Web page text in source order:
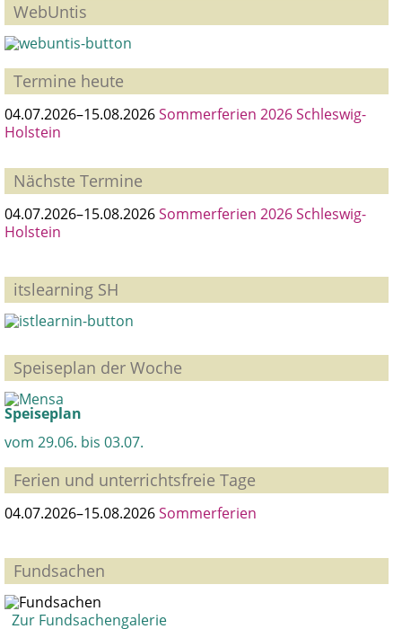
WebUntis
Termine heute
04.07.2026–15.08.2026Sommerferien 2026 Schleswig-
Holstein
Nächste Termine
04.07.2026–15.08.2026Sommerferien 2026 Schleswig-
Holstein
itslearning SH
Speiseplan der Woche
Speiseplan
vom 29.06. bis 03.07.
Ferien und unterrichtsfreie Tage
04.07.2026–15.08.2026Sommerferien
Fundsachen
Zur Fundsachengalerie